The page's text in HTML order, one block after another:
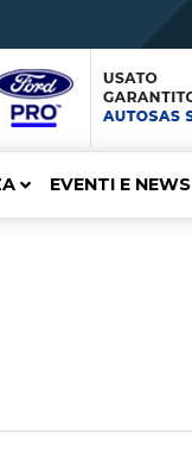
EVENTI E NEWS